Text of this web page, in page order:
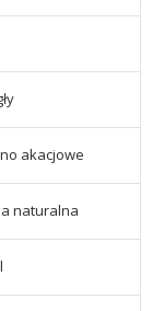
akacjowe
naturalna